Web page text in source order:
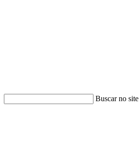
Buscar no site